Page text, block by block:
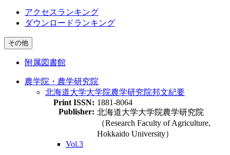
アクセスランキング
ダウンロードランキング
その他
附属図書館
農学院・農学研究院
北海道大学大学院農学研究院邦文紀要
Print ISSN: 1881-8064
Publisher: 北海道大学大学院農学研究院
（Research Faculty of Agriculture,
Hokkaido University）
Vol.3